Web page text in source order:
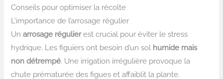
Conseils pour optimiser la récolte
L’importance de l’arrosage régulier
Unarrosage régulierest crucial pour éviter le stress
hydrique. Les figuiers ont besoin d’un sol humide mais
non détrempé. Une irrigation irrégulière provoque la
chute prématurée des figues et affaiblit la plante.